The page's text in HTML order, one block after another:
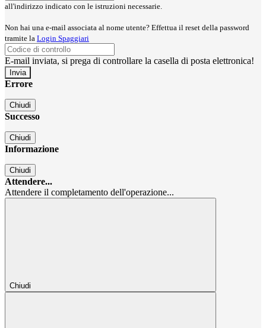
all'indirizzo indicato con le istruzioni necessarie.
Non hai una e-mail associata al nome utente? Effettua il reset della password
tramite la Login Spaggiari
E-mail inviata, si prega di controllare la casella di posta elettronica!
Errore
Chiudi
Successo
Chiudi
Informazione
Chiudi
Attendere...
Attendere il completamento dell'operazione...
Chiudi